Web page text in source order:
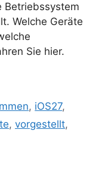
Betriebssystem
Welche Geräte
Sie hier.
, iOS27,
, vorgestellt,